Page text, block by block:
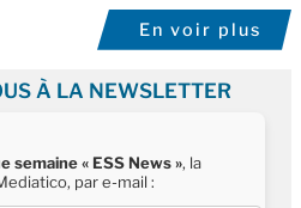
En voir plus
À LA NEWSLETTER
semaine « ESS News », la
par e-mail :